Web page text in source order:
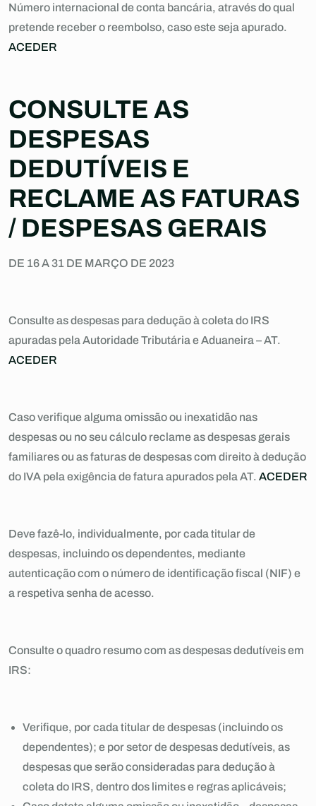
Número internacional de conta bancária, através do qual
pretende receber o reembolso, caso este seja apurado.
ACEDER
CONSULTE AS
DESPESAS
DEDUTÍVEIS E
RECLAME AS FATURAS
/ DESPESAS GERAIS
DE 16 A 31 DE MARÇO DE 2023
Consulte as despesas para dedução à coleta do IRS
apuradas pela Autoridade Tributária e Aduaneira – AT.
ACEDER
Caso verifique alguma omissão ou inexatidão nas
despesas ou no seu cálculo reclame as despesas gerais
familiares ou as faturas de despesas com direito à dedução
do IVA pela exigência de fatura apurados pela AT. ACEDER
Deve fazê-lo, individualmente, por cada titular de
despesas, incluindo os dependentes, mediante
autenticação com o número de identificação fiscal (NIF) e
a respetiva senha de acesso.
Consulte o quadro resumo com as despesas dedutíveis em
IRS:
Verifique, por cada titular de despesas (incluindo os
dependentes); e por setor de despesas dedutíveis, as
despesas que serão consideradas para dedução à
coleta do IRS, dentro dos limites e regras aplicáveis;